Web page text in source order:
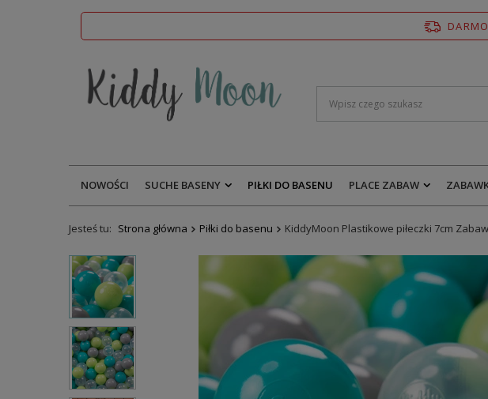
NOWOŚCI SUCHE BASENY PIŁKI DO BASENU PLACE ZABAW
Jesteś tu: Strona główna Piłki do basenu KiddyMoon Plastikowe piłeczki 7cm